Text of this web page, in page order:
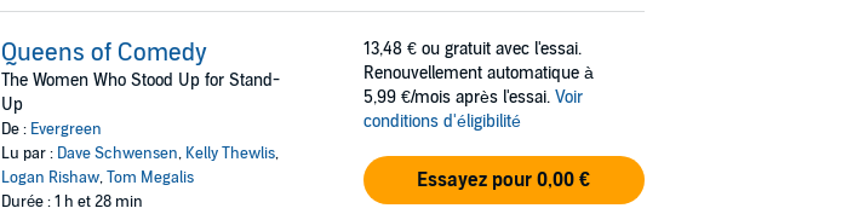
Queens of Comedy
The Women Who Stood Up for Stand-
Up
De : Evergreen
Lu par : Dave Schwensen, Kelly Thewlis,
Logan Rishaw,Tom Megalis
Durée : 1 h et 28 min
13,48 € ou gratuit avec l'essai.
Renouvellement automatique à
5,99 €/mois après l'essai. Voir
conditions d'éligibilité
Essayez pour 0,00 €